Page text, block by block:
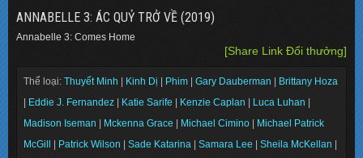
ANNABELLE 3: ÁC QUỶ TRỞ VỀ (2019)
Annabelle 3: Comes Home
[Share Link Đổi thưởng]
Thể loại: Thuyết Minh Kinh Dị Phim Gary Dauberman
Brittany Hoza
Eddie J. Fernandez Katie Sarife Kenzie Caplan Luca Luhan
Madison Iseman
Mckenna Grace Michael Cimino
Michael Patrick
McGill
Patrick Wilson Sade Katarina Samara Lee Sheila McKellan